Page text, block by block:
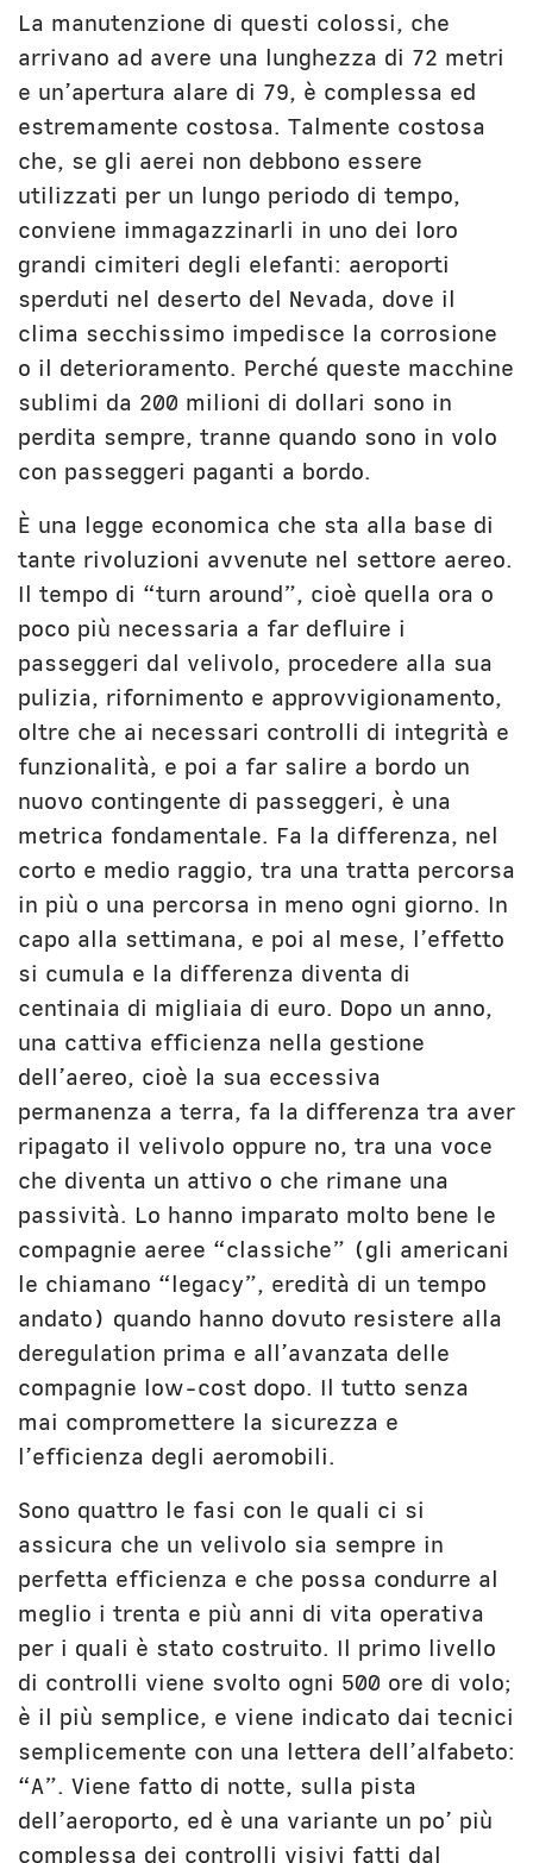
La manutenzione di questi colossi, che
arrivano ad avere una lunghezza di 72 metri
e un’apertura alare di 79, è complessa ed
estremamente costosa. Talmente costosa
che, se gli aerei non debbono essere
utilizzati per un lungo periodo di tempo,
conviene immagazzinarli in uno dei loro
grandi cimiteri degli elefanti: aeroporti
sperduti nel deserto del Nevada, dove il
clima secchissimo impedisce la corrosione
o il deterioramento. Perché queste macchine
sublimi da 200 milioni di dollari sono in
perdita sempre, tranne quando sono in volo
con passeggeri paganti a bordo.
È una legge economica che sta alla base di
tante rivoluzioni avvenute nel settore aereo.
Il tempo di “turn around”, cioè quella ora o
poco più necessaria a far defluire i
passeggeri dal velivolo, procedere alla sua
pulizia, rifornimento e approvvigionamento,
oltre che ai necessari controlli di integrità e
funzionalità, e poi a far salire a bordo un
nuovo contingente di passeggeri, è una
metrica fondamentale. Fa la differenza, nel
corto e medio raggio, tra una tratta percorsa
in più o una percorsa in meno ogni giorno. In
capo alla settimana, e poi al mese, l’effetto
si cumula e la differenza diventa di
centinaia di migliaia di euro. Dopo un anno,
una cattiva efficienza nella gestione
dell’aereo, cioè la sua eccessiva
permanenza a terra, fa la differenza tra aver
ripagato il velivolo oppure no, tra una voce
che diventa un attivo o che rimane una
passività. Lo hanno imparato molto bene le
compagnie aeree “classiche” (gli americani
le chiamano “legacy”, eredità di un tempo
andato) quando hanno dovuto resistere alla
deregulation prima e all’avanzata delle
compagnie low-cost dopo. Il tutto senza
mai compromettere la sicurezza e
l’efficienza degli aeromobili.
Sono quattro le fasi con le quali ci si
assicura che un velivolo sia sempre in
perfetta efficienza e che possa condurre al
meglio i trenta e più anni di vita operativa
per i quali è stato costruito. Il primo livello
di controlli viene svolto ogni 500 ore di volo;
è il più semplice, e viene indicato dai tecnici
semplicemente con una lettera dell’alfabeto:
“A”. Viene fatto di notte, sulla pista
dell’aeroporto, ed è una variante un po’ più
complessa dei controlli visivi fatti dal